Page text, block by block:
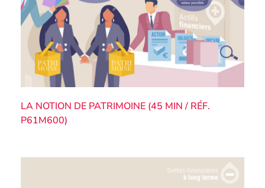
LA NOTION DE PATRIMOINE (45 MIN / RÉF.
P61M600)